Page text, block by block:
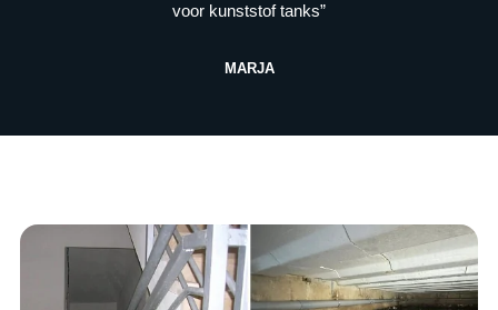
voor kunststof tanks”
MARJA